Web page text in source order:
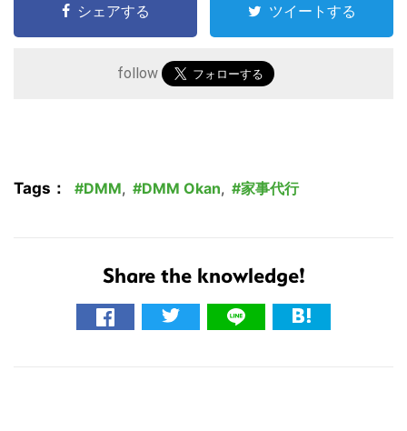
シェアする ツイートする
follow
Tags： DMM, DMM Okan, 家事代行
Share the knowledge!